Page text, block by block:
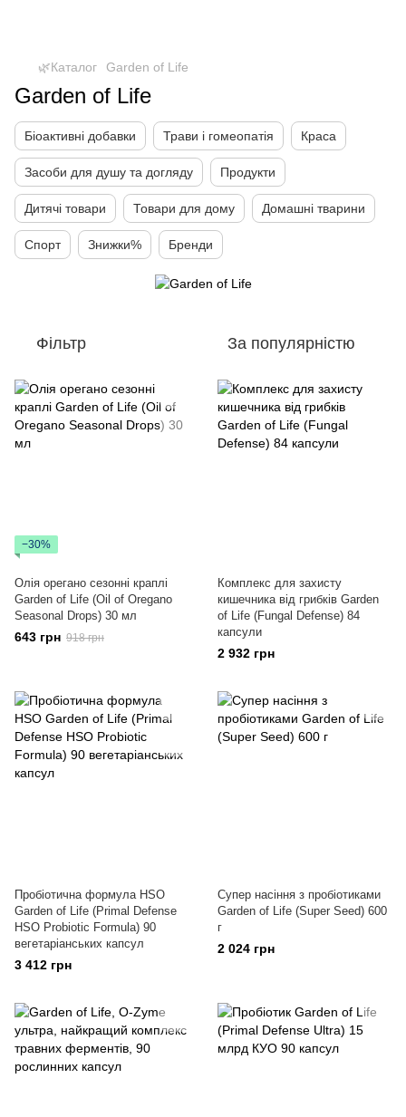
🌿Каталог Garden of Life
Garden of Life
Біоактивні добавки Трави і гомеопатія Краса
Засоби для душу та догляду Продукти
Дитячі товари Товари для дому Домашні тварини
Спорт Знижки% Бренди
Фільтр За популярністю
−30%
Олія орегано сезонні краплі
Garden of Life (Oil of Oregano
Seasonal Drops) 30 мл
643 грн 918 грн
Комплекс для захисту
кишечника від грибків Garden
of Life (Fungal Defense) 84
капсули
2 932 грн
Пробіотична формула HSO
Garden of Life (Primal Defense
HSO Probiotic Formula) 90
вегетаріанських капсул
3 412 грн
Супер насіння з пробіотиками
Garden of Life (Super Seed) 600
г
2 024 грн